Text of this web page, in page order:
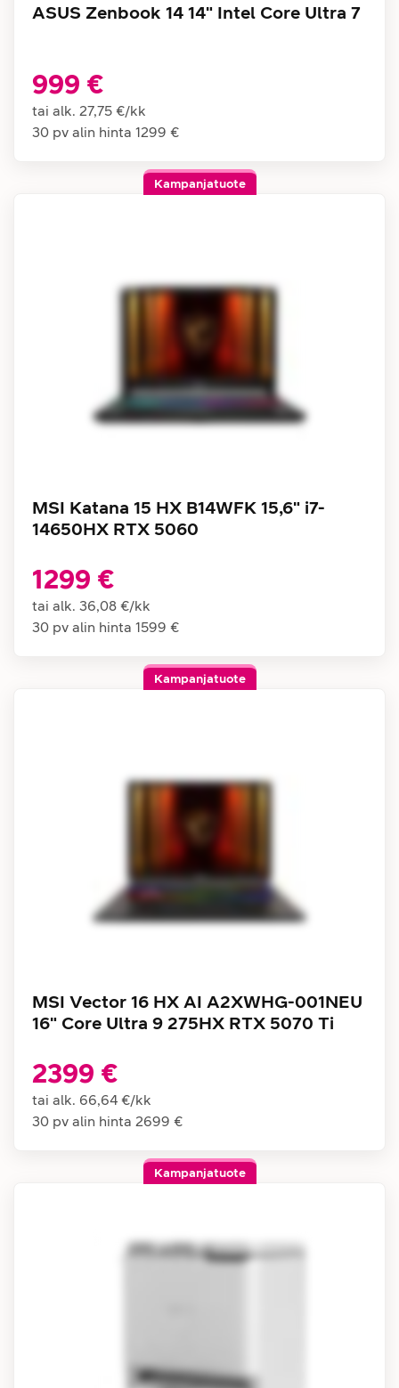
ASUS Zenbook 14 14" Intel Core Ultra 7
999 €
tai alk. 27,75 €/kk
30 pv alin hinta 1299 €
Kampanjatuote
MSI Katana 15 HX B14WFK 15,6" i7-
14650HX RTX 5060
1299 €
tai alk. 36,08 €/kk
30 pv alin hinta 1599 €
Kampanjatuote
MSI Vector 16 HX AI A2XWHG-001NEU
16" Core Ultra 9 275HX RTX 5070 Ti
2399 €
tai alk. 66,64 €/kk
30 pv alin hinta 2699 €
Kampanjatuote